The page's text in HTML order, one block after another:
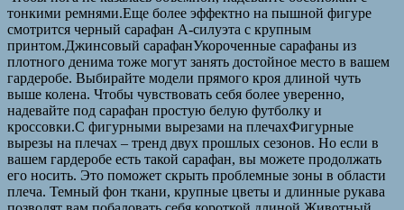
тонкими ремнями.Еще более эффектно на пышной фигуре
смотрится черный сарафан А-силуэта с крупным
принтом.Джинсовый сарафанУкороченные сарафаны из
плотного денима тоже могут занять достойное место в вашем
гардеробе. Выбирайте модели прямого кроя длиной чуть
выше колена. Чтобы чувствовать себя более уверенно,
надевайте под сарафан простую белую футболку и
кроссовки.С фигурными вырезами на плечахФигурные
вырезы на плечах – тренд двух прошлых сезонов. Но если в
вашем гардеробе есть такой сарафан, вы можете продолжать
его носить. Это поможет скрыть проблемные зоны в области
плеча. Темный фон ткани, крупные цветы и длинные рукава